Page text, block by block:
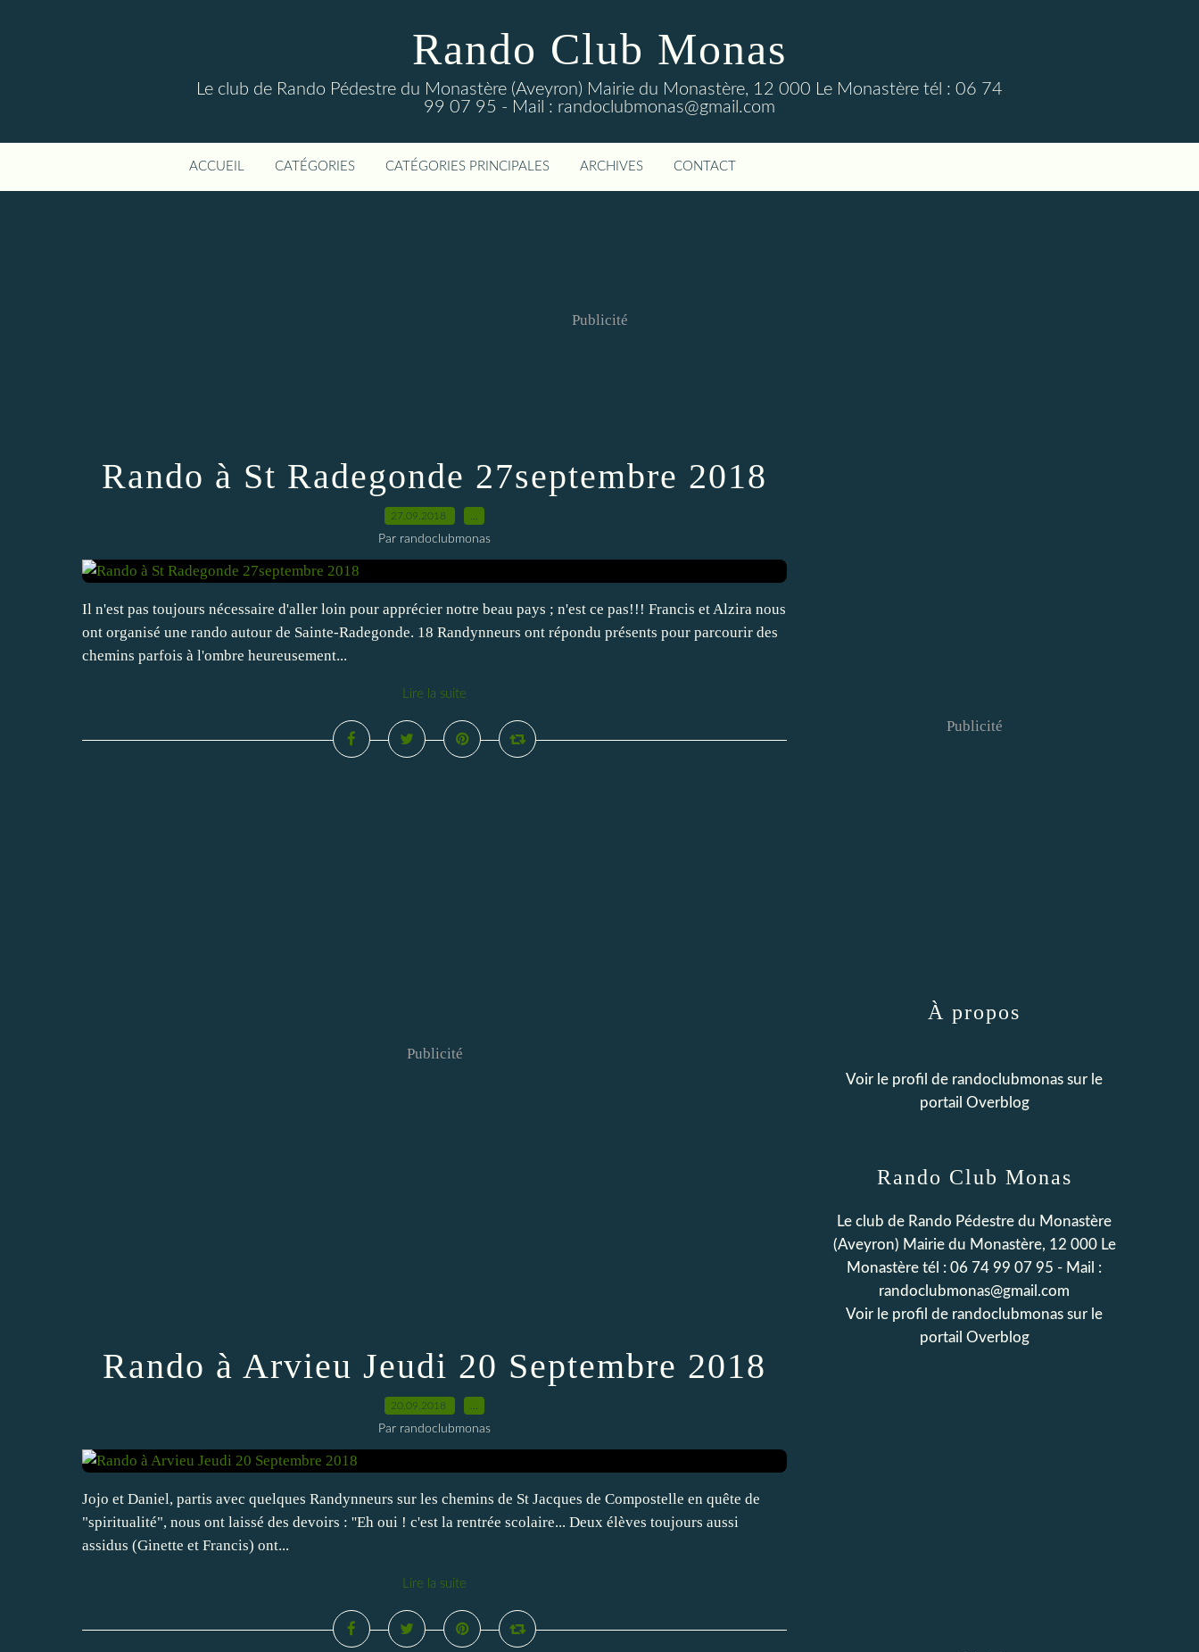
Rando Club Monas
Le club de Rando Pédestre du Monastère (Aveyron) Mairie du Monastère, 12 000 Le Monastère tél : 06 74
99 07 95 - Mail : randoclubmonas@gmail.com
ACCUEIL CATÉGORIES CATÉGORIES PRINCIPALES ARCHIVES CONTACT
Publicité
Rando à St Radegonde 27septembre 2018
27.09.2018
Par randoclubmonas
Il n'est pas toujours nécessaire d'aller loin pour apprécier notre beau pays ; n'est ce pas!!! Francis et Alzira nous
ont organisé une rando autour de Sainte-Radegonde. 18 Randynneurs ont répondu présents pour parcourir des
chemins parfois à l'ombre heureusement...
Lire la suite
Publicité
Rando à Arvieu Jeudi 20 Septembre 2018
20.09.2018
Par randoclubmonas
Jojo et Daniel, partis avec quelques Randynneurs sur les chemins de St Jacques de Compostelle en quête de
"spiritualité", nous ont laissé des devoirs : ''Eh oui ! c'est la rentrée scolaire... Deux élèves toujours aussi
assidus (Ginette et Francis) ont...
Lire la suite
Publicité
Rando Club Monas
Le club de Rando Pédestre du Monastère
(Aveyron) Mairie du Monastère, 12 000 Le
Monastère tél : 06 74 99 07 95 - Mail :
randoclubmonas@gmail.com
Voir le profil de randoclubmonas sur le
portail Overblog
À propos
Voir le profil de randoclubmonas sur le
portail Overblog